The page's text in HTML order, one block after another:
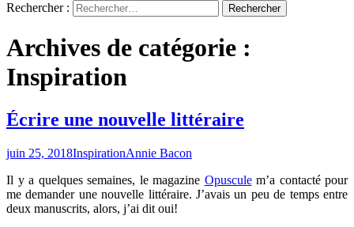
Rechercher :
Archives de catégorie :
Inspiration
Écrire une nouvelle littéraire
juin 25, 2018InspirationAnnie Bacon
Il y a quelques semaines, le magazine Opusculem’a contacté pour
me demander une nouvelle littéraire. J’avais un peu de temps entre
deux manuscrits, alors, j’ai dit oui!